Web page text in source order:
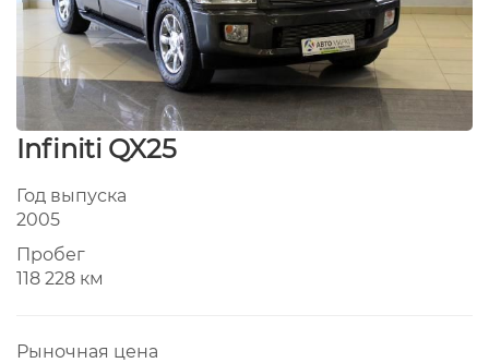
Infiniti QX25
Год выпуска
2005
Пробег
118 228 км
Рыночная цена